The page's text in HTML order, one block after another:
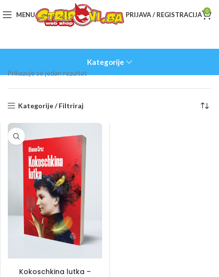
MENU PRIJAVA / REGISTRACIJA 0
Kategorije
Prikazuje se jedan rezultat
Kategorije / Filtriraj
Kokoschkina lutka –